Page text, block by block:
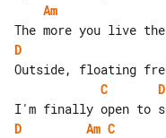
Am
D
C
D
D
Am C